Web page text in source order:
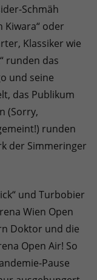
Schmäh
oder
Klassiker wie
runden das
und seine
das Publikum
(Sorry,
runden
der Simmeringer
und Turbobier
Wien Open
Doktor und die
Open Air! So
Pause